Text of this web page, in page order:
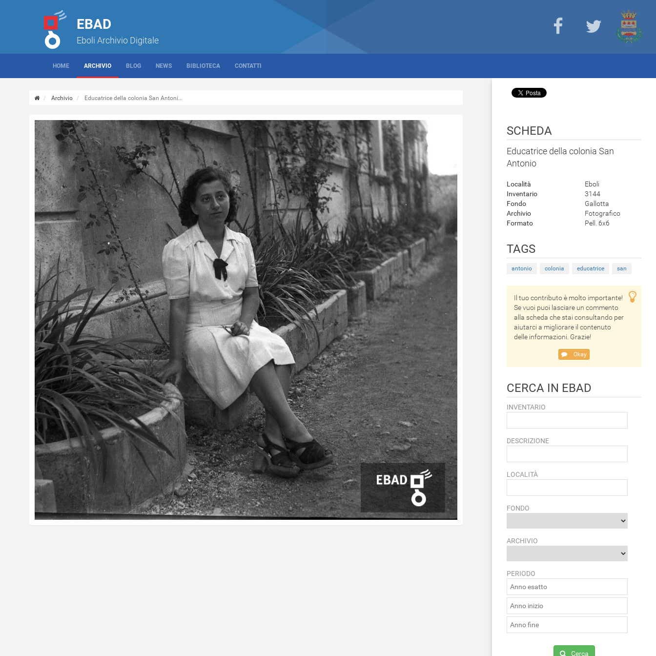
EBAD
Eboli Archivio Digitale
HOME ARCHIVIO BLOG NEWS BIBLIOTECA CONTATTI
Archivio Educatrice della colonia San Antoni...
SCHEDA
Educatrice della colonia San
Antonio
Località
Eboli
Inventario
3144
Fondo
Gallotta
Archivio
Fotografico
Formato
Pell. 6x6
TAGS
antonio colonia educatrice san
Il tuo contributo è molto importante!
Se vuoi puoi lasciare un commento
alla scheda che stai consultando per
aiutarci a migliorare il contenuto
delle informazioni. Grazie!
Okay
CERCA IN EBAD
INVENTARIO
DESCRIZIONE
LOCALITÀ
FONDO
ARCHIVIO
PERIODO
Cerca